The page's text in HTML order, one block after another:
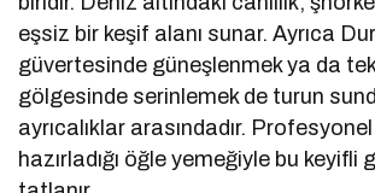
eşsiz bir keşif alanı sunar. Ayrıca
güvertesinde güneşlenmek ya da
gölgesinde serinlemek de turun
ayrıcalıklar arasındadır.
hazırladığı öğle yemeğiyle bu keyifli